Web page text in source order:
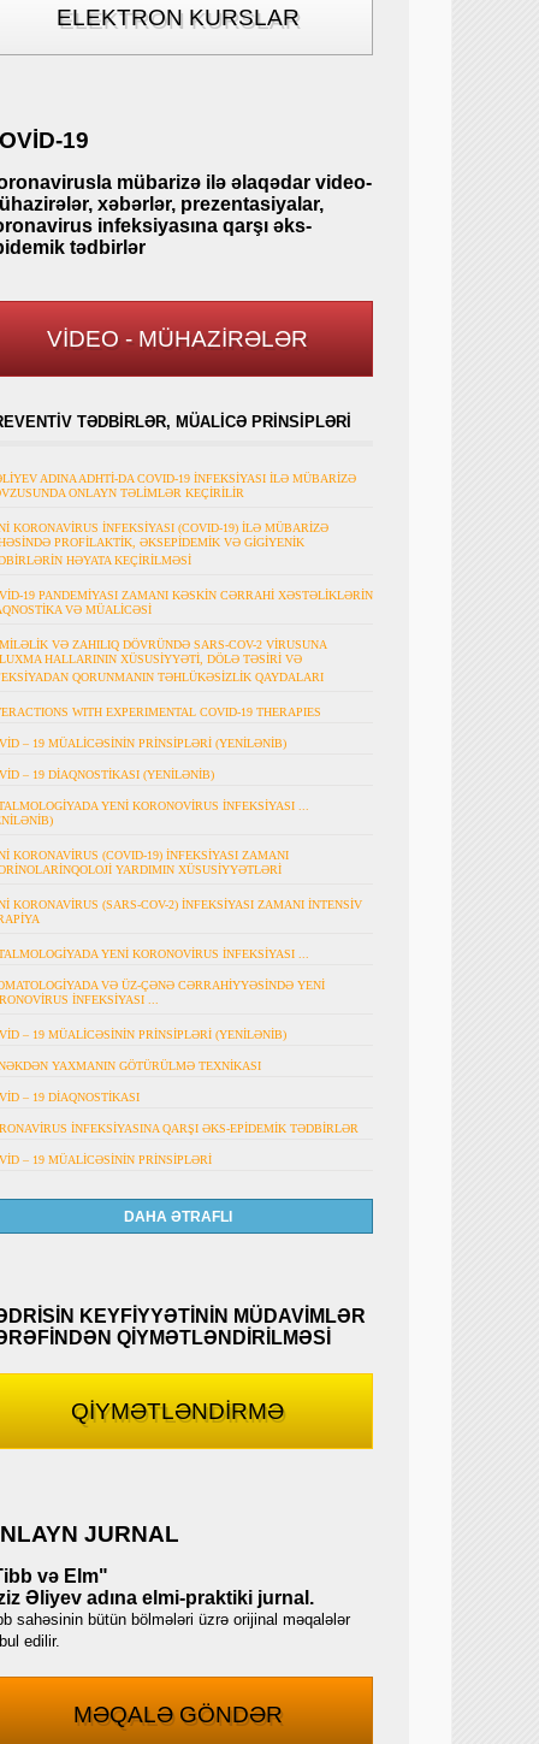
ELEKTRON KURSLAR
19
mübarizə ilə əlaqədar video-
xəbərlər, prezentasiyalar,
infeksiyasına qarşı əks-
tədbirlər
VİDEO - MÜHAZİRƏLƏR
TƏDBİRLƏR, MÜALİCƏ PRİNSİPLƏRİ
ADINA ADHTİ-DA COVID-19 İNFEKSİYASI İLƏ MÜBARİZƏ
ONLAYN TƏLİMLƏR KEÇİRİLİR
KORONAVİRUS İNFEKSİYASI (COVID-19) İLƏ MÜBARİZƏ
PROFİLAKTİK, ƏKSEPİDEMİK VƏ GİGİYENİK
HƏYATA KEÇİRİLMƏSİ
19 PANDEMİYASI ZAMANI KƏSKİN CƏRRAHİ XƏSTƏLİKLƏRİN
VƏ MÜALİCƏSİ
VƏ ZAHILIQ DÖVRÜNDƏ SARS-COV-2 VİRUSUNA
HALLARININ XÜSUSİYYƏTİ, DÖLƏ TƏSİRİ VƏ
QORUNMANIN TƏHLÜKƏSİZLİK QAYDALARI
WITH EXPERIMENTAL COVID-19 THERAPIES
– 19 MÜALİCƏSİNİN PRİNSİPLƏRİ (YENİLƏNİB)
– 19 DİAQNOSTİKASI (YENİLƏNİB)
YENİ KORONOVİRUS İNFEKSİYASI ...
KORONAVİRUS (COVID-19) İNFEKSİYASI ZAMANI
YARDIMIN XÜSUSİYYƏTLƏRİ
KORONAVİRUS (SARS-COV-2) İNFEKSİYASI ZAMANI İNTENSİV
YENİ KORONOVİRUS İNFEKSİYASI ...
VƏ ÜZ-ÇƏNƏ CƏRRAHİYYƏSİNDƏ YENİ
İNFEKSİYASI ...
– 19 MÜALİCƏSİNİN PRİNSİPLƏRİ (YENİLƏNİB)
YAXMANIN GÖTÜRÜLMƏ TEXNİKASI
– 19 DİAQNOSTİKASI
İNFEKSİYASINA QARŞI ƏKS-EPİDEMİK TƏDBİRLƏR
– 19 MÜALİCƏSİNİN PRİNSİPLƏRİ
DAHA ƏTRAFLI
KEYFİYYƏTİNİN MÜDAVİMLƏR
QİYMƏTLƏNDİRİLMƏSİ
QİYMƏTLƏNDİRMƏ
JURNAL
və Elm"
Əliyev adına elmi-praktiki jurnal.
sahəsinin bütün bölmələri üzrə orijinal məqalələr
edilir.
MƏQALƏ GÖNDƏR